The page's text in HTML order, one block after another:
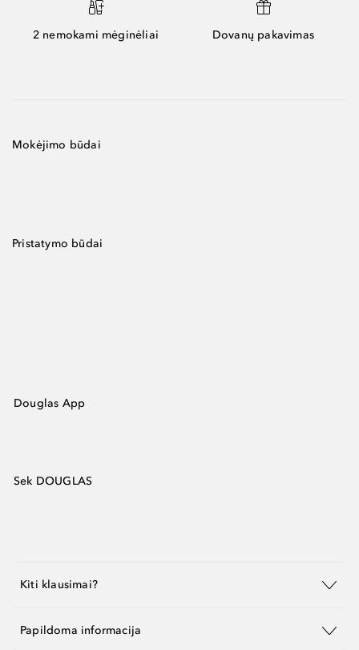
2 nemokami mėginėliai Dovanų pakavimas
Mokėjimo būdai
Pristatymo būdai
Douglas App
Sek DOUGLAS
Kiti klausimai?
Papildoma informacija